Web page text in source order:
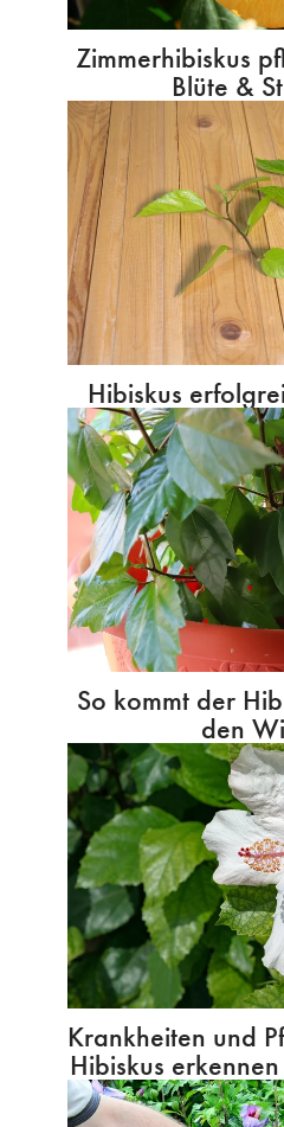
Zimmerhibiskus
Blüte &
Hibiskus
So kommt der
den
Krankheiten und
Hibiskus